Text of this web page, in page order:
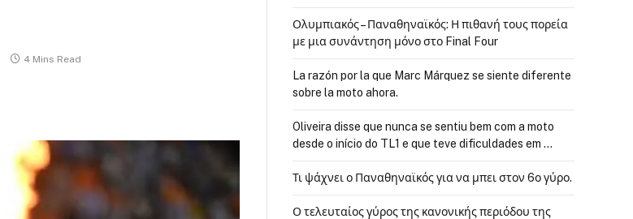
4 Mins Read
Ολυμπιακός – Παναθηναϊκός: Η πιθανή τους πορεία
με μια συνάντηση μόνο στο Final Four
La razón por la que Marc Márquez se siente diferente
sobre la moto ahora.
Oliveira disse que nunca se sentiu bem com a moto
desde o início do TL1 e que teve dificuldades em …
Τι ψάχνει ο Παναθηναϊκός για να μπει στον 6ο γύρο.
Ο τελευταίος γύρος της κανονικής περιόδου της